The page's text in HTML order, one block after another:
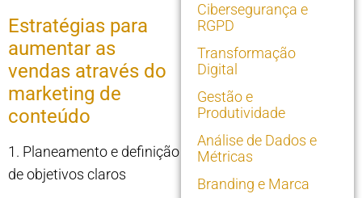
Estratégias para
aumentar as
vendas através do
marketing de
conteúdo
1. Planeamento e definição
de objetivos claros
Cibersegurança e
RGPD
Transformação
Digital
Gestão e
Produtividade
Análise de Dados e
Métricas
Branding e Marca